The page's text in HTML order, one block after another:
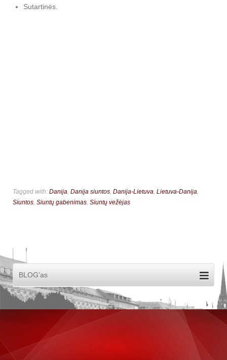
Sutartinės.
Tagged with: Danija, Danija siuntos, Danija-Lietuva, Lietuva-Danija,
Siuntos, Siuntų gabenimas, Siuntų vežėjas